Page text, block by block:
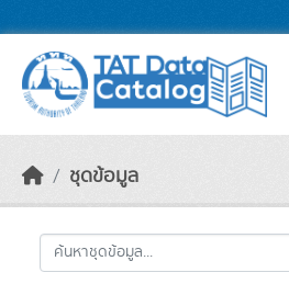
ชุดข้อมูล